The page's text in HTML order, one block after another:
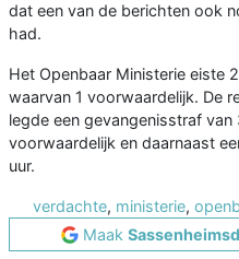
dat een van de berichten ook
had.
Het Openbaar Ministerie eiste
waarvan 1 voorwaardelijk. De
legde een gevangenisstraf
voorwaardelijk en daarnaast
uur.
verdachte, ministerie,
Maak